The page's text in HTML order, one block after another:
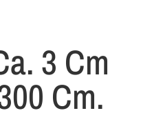
3 Cm
Cm.